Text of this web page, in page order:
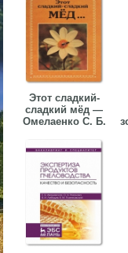
Этот сладкий-
сладкий мёд —
Омелаенко С. Б.
▼